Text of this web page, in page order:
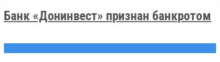
Банк «Донинвест» признан банкротом